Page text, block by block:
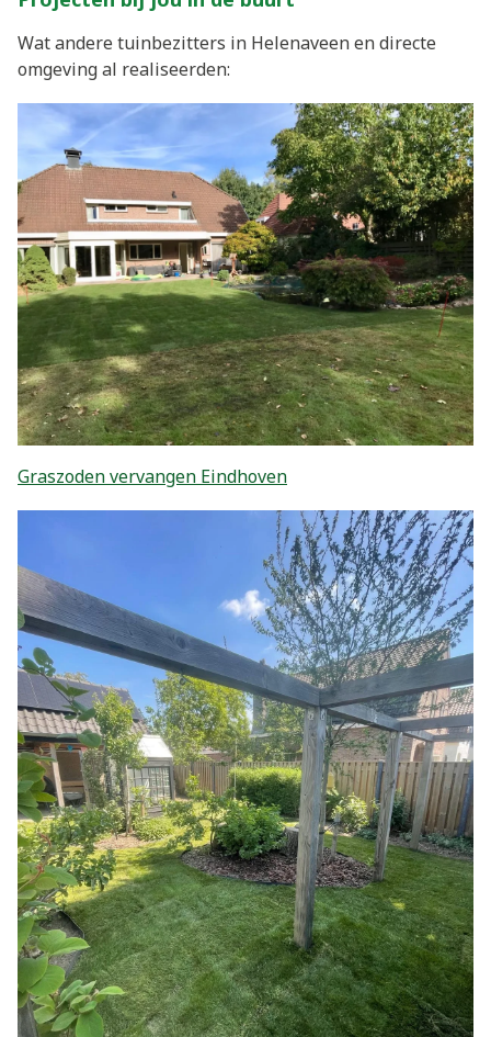
Wat andere tuinbezitters in Helenaveen en directe
omgeving al realiseerden:
Graszoden vervangen Eindhoven